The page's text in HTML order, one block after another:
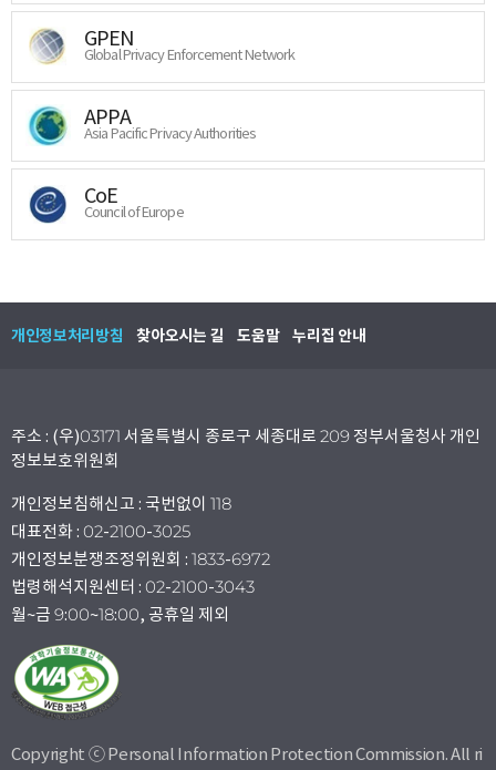
GPEN
Global Privacy Enforcement Network
APPA
Asia Pacific Privacy Authorities
CoE
Council of Europe
개인정보처리방침 찾아오시는 길 도움말 누리집 안내
주소 : (우)03171 서울특별시 종로구 세종대로 209 정부서울청사 개인
정보보호위원회
개인정보침해신고 : 국번없이 118
대표전화 : 02-2100-3025
개인정보분쟁조정위원회 : 1833-6972
법령해석지원센터 : 02-2100-3043
월~금 9:00~18:00, 공휴일 제외
Copyright ⓒ Personal Information Protection Commission. All ri